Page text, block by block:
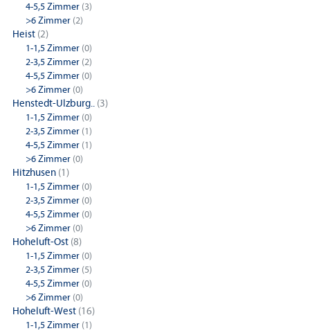
4-5,5 Zimmer (3)
>6 Zimmer (2)
Heist (2)
1-1,5 Zimmer (0)
2-3,5 Zimmer (2)
4-5,5 Zimmer (0)
>6 Zimmer (0)
Henstedt-Ulzburg.. (3)
1-1,5 Zimmer (0)
2-3,5 Zimmer (1)
4-5,5 Zimmer (1)
>6 Zimmer (0)
Hitzhusen (1)
1-1,5 Zimmer (0)
2-3,5 Zimmer (0)
4-5,5 Zimmer (0)
>6 Zimmer (0)
Hoheluft-Ost (8)
1-1,5 Zimmer (0)
2-3,5 Zimmer (5)
4-5,5 Zimmer (0)
>6 Zimmer (0)
Hoheluft-West (16)
1-1,5 Zimmer (1)